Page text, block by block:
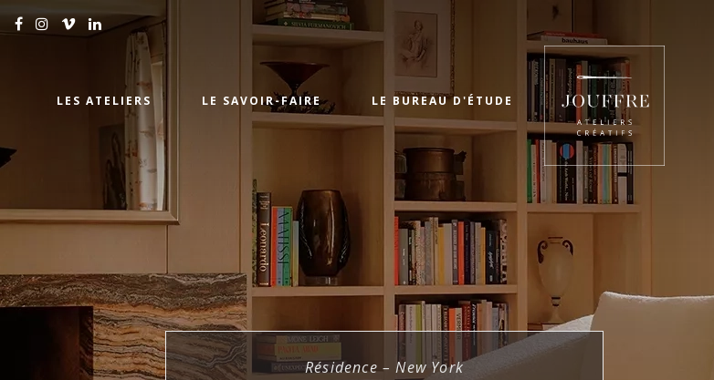
Résidence – New York
LES ATELIERS LE SAVOIR-FAIRE LE BUREAU D'ÉTUDE